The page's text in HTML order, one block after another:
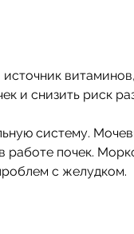
и снизить риск
систему.
работе почек.
с желудком.